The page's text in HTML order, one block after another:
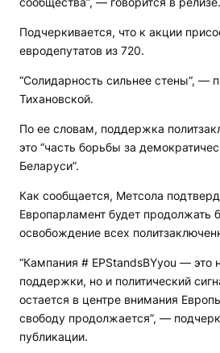
Подчеркивается, что к акции
евродепутатов из 720.
“Солидарность сильнее стены“, —
Тихановской.
По ее словам, поддержка
это “часть борьбы за
Беларуси”.
Как сообщается, Метсола
Европарламент будет продолжать
освобождение всех
“Кампания # EPStandsBYyou — это
поддержки, но и политический
остается в центре внимания
свободу продолжается”, —
публикации.